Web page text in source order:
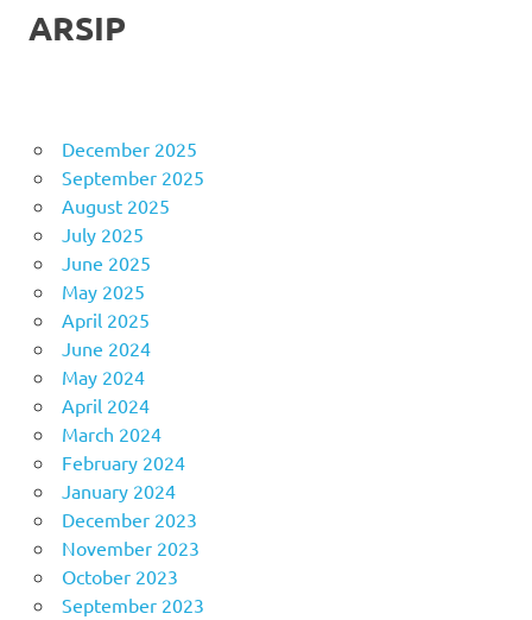
ARSIP
December 2025
September 2025
August 2025
July 2025
June 2025
May 2025
April 2025
June 2024
May 2024
April 2024
March 2024
February 2024
January 2024
December 2023
November 2023
October 2023
September 2023